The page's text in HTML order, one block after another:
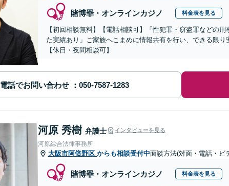
賭博罪・オンラインカジノ 料金表を見る
【初回相談無料】【電話相談可】「性犯罪・窃盗罪などの
た実績あり」ご家族へこまめに情報共有を行い、できる限
【休日・夜間相談可】
電話でお問い合わせ
河原 秀樹 弁護士 インタビューを見る
河原綜合法律事務所
大阪市阿倍野区 からも相談受付中面談方法(対面・電話・ビ
賭博罪・オンラインカジノ 料金表を見る